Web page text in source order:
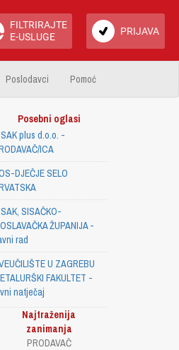
FILTRIRAJTE
E-USLUGE
PRIJAVA
Poslodavci Pomoć
Posebni oglasi
plus d.o.o. -
ICA
DJEČJE SELO
SISAČKO-
ŽUPANIJA -
rad
U ZAGREBU
FAKULTET -
natječaj
Najtraženija
zanimanja
PRODAVAČ